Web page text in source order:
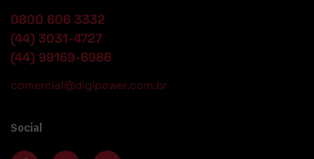
0800 606 3332
(44) 3031-4727
(44) 99169-6986
comercial@digipower.com.br
Social